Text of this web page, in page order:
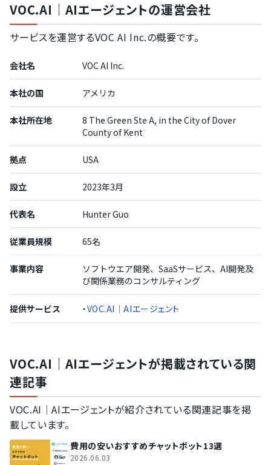
VOC.AI｜AIエージェントの運営会社
サービスを運営するVOC AI Inc.の概要です。
会社名 VOC AI Inc.
本社の国 アメリカ
本社所在地
8 The Green Ste A, in the City of Dover
County of Kent
拠点 USA
設立 2023年3月
代表名 Hunter Guo
従業員規模 65名
事業内容
ソフトウエア開発、SaaSサービス、AI開発及
び関係業務のコンサルティング
提供サービス ・VOC.AI｜AIエージェント
VOC.AI｜AIエージェントが掲載されている関
連記事
VOC.AI｜AIエージェントが紹介されている関連記事を掲
載しています。
費用の安いおすすめチャットボット13選
2026.06.03